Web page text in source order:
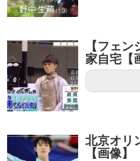
【フェ
家自宅【
北京オリ
【画像】